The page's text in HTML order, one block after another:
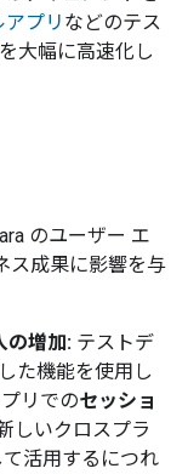
プリ などのテス
大幅に高速化し
のユーザー エ
ス成果に影響を与
の増加: テストデ
た機能を使用し
リでのセッショ
しいクロスプラ
活用するにつれ